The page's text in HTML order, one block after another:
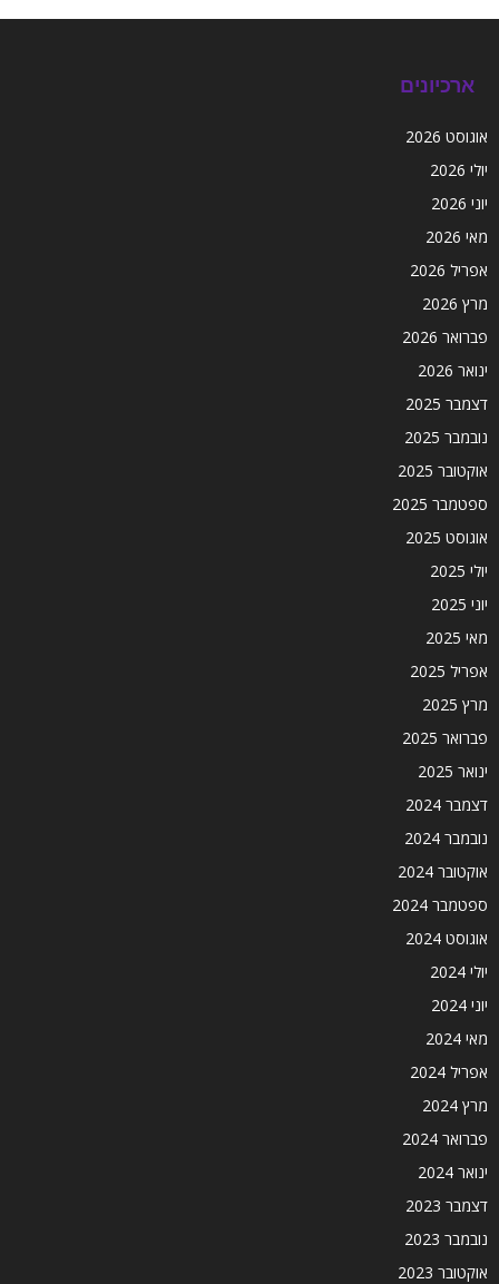
ארכיונים
אוגוסט 2026
יולי 2026
יוני 2026
מאי 2026
אפריל 2026
מרץ 2026
פברואר 2026
ינואר 2026
דצמבר 2025
נובמבר 2025
אוקטובר 2025
ספטמבר 2025
אוגוסט 2025
יולי 2025
יוני 2025
מאי 2025
אפריל 2025
מרץ 2025
פברואר 2025
ינואר 2025
דצמבר 2024
נובמבר 2024
אוקטובר 2024
ספטמבר 2024
אוגוסט 2024
יולי 2024
יוני 2024
מאי 2024
אפריל 2024
מרץ 2024
פברואר 2024
ינואר 2024
דצמבר 2023
נובמבר 2023
אוקטובר 2023